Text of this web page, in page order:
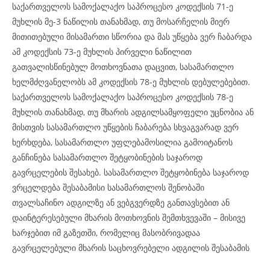
საქართველოს სამოქალაქო საპროცესო კოდექსის 71-ე
მუხლის მე-3 ნაწილის თანახმად, თუ მოსარჩელის მიერ
მითითებული მისამართი სწორია და მას უწყება ვერ ჩაბარდა
ამ კოდექსის 73-ე მუხლის პირველი ნაწილით
გათვალისწინებულ მოთხოვნათა დაცვით, სასამართლო
ხელმძღვანელობს ამ კოდექსის 78-ე მუხლის დებულებებით.
საქართველოს სამოქალაქო საპროცესო კოდექსის 78-ე
მუხლის თანახმად, თუ მხარის ადგილსამყოფელი უცნობია ან
მისთვის სასამართლო უწყების ჩაბარება სხვაგვარად ვერ
ხერხდება, სასამართლო უფლებამოსილია გამოიტანოს
განჩინება სასამართლო შეტყობინების საჯაროდ
გავრცელების შესახებ. სასამართლო შეტყობინება საჯაროდ
ვრცელდება შესაბამისი სასამართლოს შენობაში
თვალსაჩინო ადგილზე ან ვებგვერდზე განთავსებით ან
დაინტერესებული მხარის მოთხოვნის შემთხვევაში – მისივე
ხარჯებით იმ გაზეთში, რომელიც მასობრივადაა
გავრცელებული მხარის საცხოვრებელი ადგილის შესაბამის